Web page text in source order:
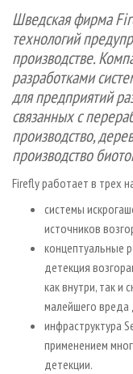
СУШКА ДРЕВЕСИНЫ
ПРОИЗВОДСТВО
ДЕРЕВЯННОЕ
ПРОИЗВОДСТВО
БИОЭНЕРГЕТИКА
ЦБП
ПЕРСОНЫ
МОБИЛЬНЫЕ
ОФИЦИАЛЬНЫЕ
ПРИОРИТЕТНЫЕ
RUSSIAN
ГАЗЕТА
БИБЛИОТЕКА
КОНТАКТЫ
РЕКЛАМА
РЕКЛАМА НА
Шведская фирма
технологий
производстве.
разработками
для предприятий
связанных с
производство,
производство
Firefly работает в трех
системы
источников
концептуальные
детекция
как внутри, так и
малейшего
инфраструктура
применением
детекции.